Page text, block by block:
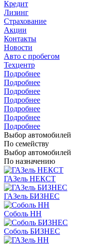
Кредит
Лизинг
Страхование
Акции
Контакты
Новости
Авто с пробегом
Техцентр
Подробнее
Подробнее
Подробнее
Подробнее
Подробнее
Подробнее
Подробнее
Выбор автомобилей
По семейству
Выбор автомобилей
По назначению
ГАЗель НЕКСТ
ГАЗель БИЗНЕС
Соболь НН
Соболь БИЗНЕС